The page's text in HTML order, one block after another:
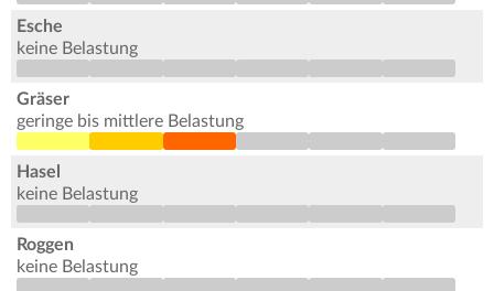
Esche
keine Belastung
Gräser
geringe bis mittlere Belastung
Hasel
keine Belastung
Roggen
keine Belastung